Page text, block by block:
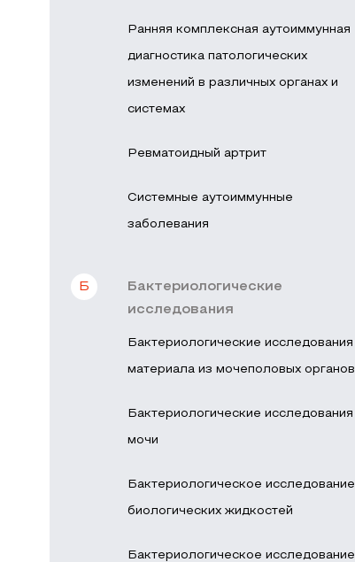
Ранняя комплексная аутоиммунная
диагностика патологических
изменений в различных органах и
системах
Ревматоидный артрит
Системные аутоиммунные
заболевания
Б
Бактериологические
исследования
Бактериологические исследования
материала из мочеполовых органов
Бактериологические исследования
мочи
Бактериологическое исследование
биологических жидкостей
Бактериологическое исследование